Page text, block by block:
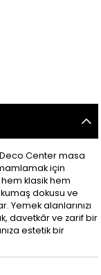
Center masa
için
klasik hem
dokusu ve
Yemek alanlarınızı
davetkâr ve zarif bir
estetik bir